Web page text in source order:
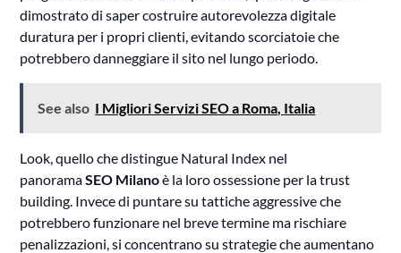
dimostrato di saper costruire autorevolezza digitale
duratura per i propri clienti, evitando scorciatoie che
potrebbero danneggiare il sito nel lungo periodo.
See also I Migliori Servizi SEO a Roma, Italia
Look, quello che distingue Natural Index nel
panoramaSEO Milanoè la loro ossessione per la trust
building. Invece di puntare su tattiche aggressive che
potrebbero funzionare nel breve termine ma rischiare
penalizzazioni, si concentrano su strategie che aumentano